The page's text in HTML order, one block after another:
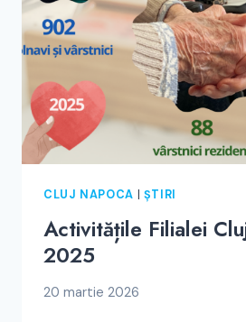
CLUJ NAPOCA ȘTIRI
Activitățile Filialei
2025
20 martie 2026